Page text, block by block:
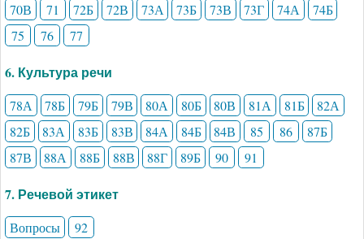
70В
71 72Б 72В 73А 73Б 73В 73Г 74А
74Б
75
76 77
6. Культура речи
78А 78Б 79Б 79В 80А 80Б 80В 81А 81Б
82А
82Б
83А 83Б 83В 84А 84Б 84В 85 86
87Б
87В
88А 88Б 88В 88Г 89Б 90 91
7. Речевой этикет
Вопросы
92